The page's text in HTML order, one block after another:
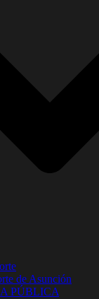
de Asunción
PÚBLICA